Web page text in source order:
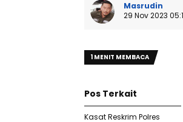
Masrudin
29 Nov 2023
1 MENIT MEMBACA
Pos Terkait
Kasat Reskrim Polres